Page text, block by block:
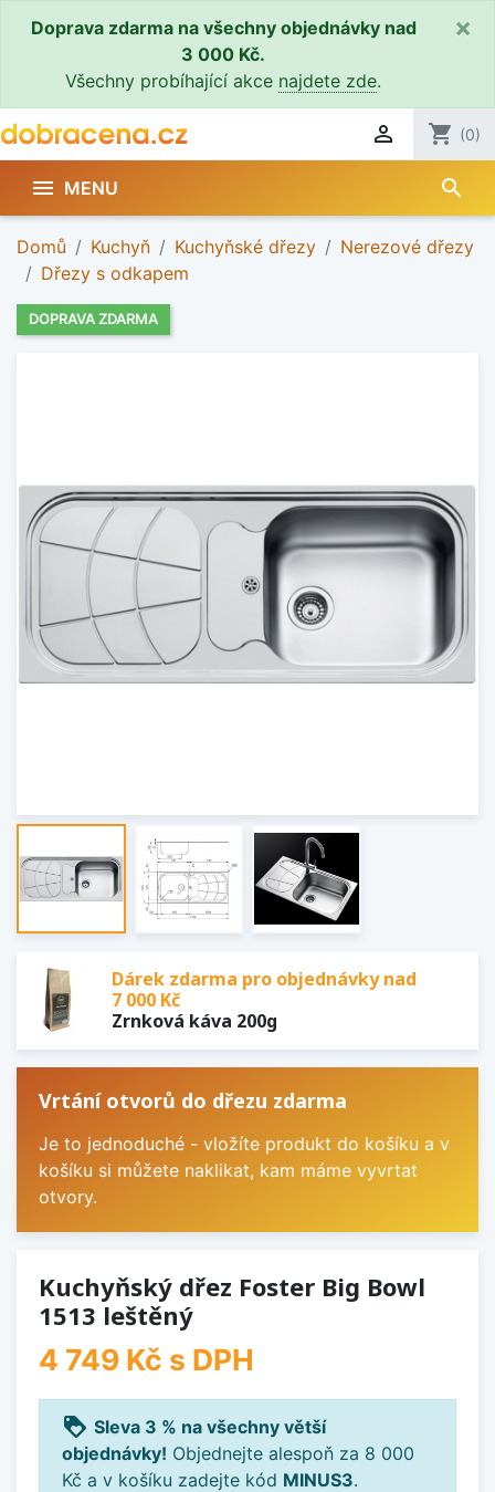
Doprava zdarma na všechny objednávky nad
3 000 Kč.
Všechny probíhající akce najdete zde.
×
 shopping_cart (0)
 MENU search
Domů Kuchyň Kuchyňské dřezy
Nerezové dřezy
Dřezy s odkapem
DOPRAVA ZDARMA
Dárek zdarma pro objednávky nad
7 000 Kč
Zrnková káva 200g
Vrtání otvorů do dřezu zdarma
Je to jednoduché - vložíte produkt do košíku a v
košíku si můžete naklikat, kam máme vyvrtat
otvory.
Kuchyňský dřez Foster Big Bowl
1513 leštěný
4 749 Kč s DPH
loyalty Sleva 3 % na všechny větší
objednávky! Objednejte alespoň za 8 000
Kč a v košíku zadejte kód MINUS3.